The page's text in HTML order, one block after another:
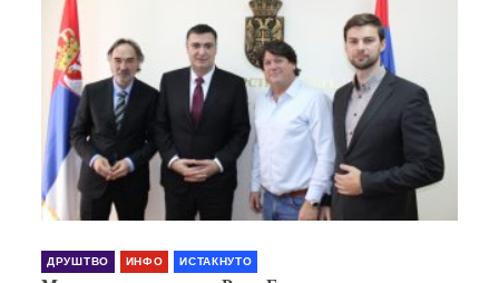
ДРУШТВО ИНФО ИСТАКНУТО